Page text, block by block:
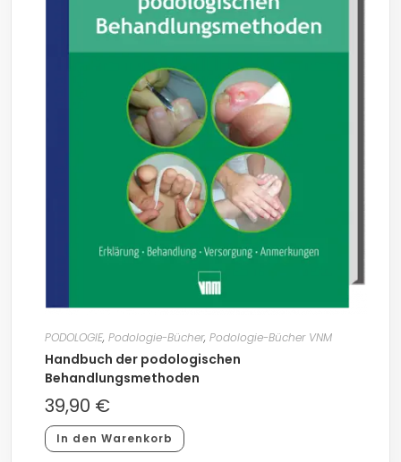
PODOLOGIE, Podologie-Bücher, Podologie-Bücher VNM
Handbuch der podologischen
Behandlungsmethoden
39,90 €
In den Warenkorb